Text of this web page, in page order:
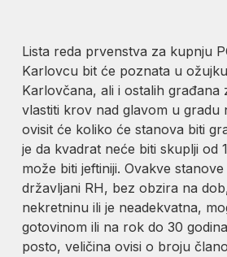
Lista reda prvenstva za kupnju
Karlovcu bit će poznata u
Karlovčana, ali i ostalih građana
vlastiti krov nad glavom u gradu
ovisit će koliko će stanova biti
je da kvadrat neće biti skuplji od
može biti jeftiniji. Ovakve
državljani RH, bez obzira na
nekretninu ili je neadekvatna,
gotovinom ili na rok do 30
posto, veličina ovisi o broju